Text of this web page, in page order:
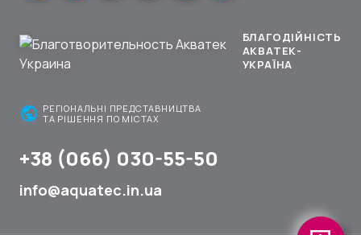
БЛАГОДІЙНІСТЬ
АКВАТЕК-
УКРАЇНА
public РЕГІОНАЛЬНІ ПРЕДСТАВНИЦТВА
ТА РІШЕННЯ ПО МІСТАХ
+38 (066) 030-55-50
info@aquatec.in.ua